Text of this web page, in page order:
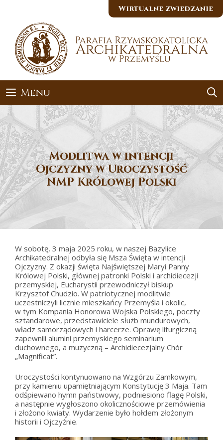
Wirtualne zwiedzanie
Menu
Modlitwa w intencji
Ojczyzny w Uroczystość
NMP Królowej Polski
W sobotę, 3 maja 2025 roku, w naszej Bazylice
Archikatedralnej odbyła się Msza Święta w intencji
Ojczyzny. Z okazji święta Najświętszej Maryi Panny
Królowej Polski, głównej patronki Polski i archidiecezji
przemyskiej, Eucharystii przewodniczył biskup
Krzysztof Chudzio. W patriotycznej modlitwie
uczestniczyli licznie mieszkańcy Przemyśla i okolic,
w tym Kompania Honorowa Wojska Polskiego, poczty
sztandarowe, przedstawiciele służb mundurowych,
władz samorządowych i harcerze. Oprawę liturgiczną
zapewnili alumini przemyskiego seminarium
duchownego, a muzyczną – Archidiecezjalny Chór
„Magnificat”.
Uroczystości kontynuowano na Wzgórzu Zamkowym,
przy kamieniu upamiętniającym Konstytucję 3 Maja. Tam
odśpiewano hymn państwowy, podniesiono flagę Polski,
a następnie wygłoszono okolicznościowe przemówienia
i złożono kwiaty. Wydarzenie było hołdem złożonym
historii i Ojczyźnie.